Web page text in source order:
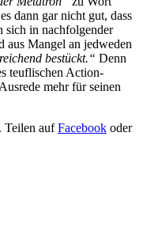
dann gar nicht gut, dass
sich in nachfolgender
Mangel an jedweden
bestückt.“ Denn
teuflischen Action-
mehr für seinen
. Teilen aufFacebook oder